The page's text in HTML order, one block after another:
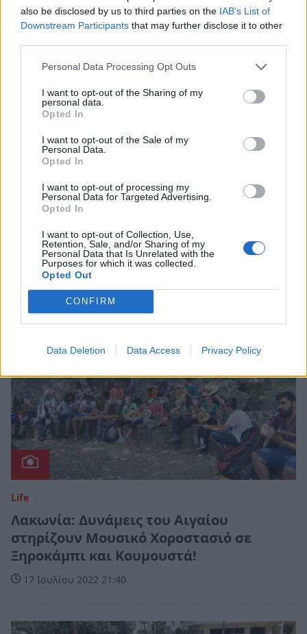
also be disclosed by us to third parties on the IAB’s List of
Downstream Participants that may further disclose it to other
Personal Data Processing Opt Outs
I want to opt-out of the Sharing of my
personal data.
Opted In
I want to opt-out of the Sale of my
Personal Data.
Opted In
I want to opt-out of processing my
Personal Data for Targeted Advertising.
Opted In
I want to opt-out of Collection, Use,
Retention, Sale, and/or Sharing of my
Personal Data that Is Unrelated with the
Purposes for which it was collected.
Opted Out
CONFIRM
Data Deletion Data Access Privacy Policy
στην Πελοπόννησο
18 Ιουλίου 2022 15:18
Life
Λακωνία: Δυνάμεις του Αιγαίου
στηρίζουν Μουσικό Χοροστασιό σε
Ξηροκάμπι και Κουμουστά!
17 Ιουλίου 2022 21:40